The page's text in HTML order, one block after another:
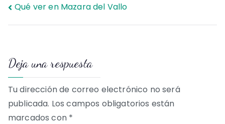
Navegación
entradas
Qué ver en Mazara del Vallo
Deja una respuesta
Tu dirección de correo electrónico no será
publicada. Los campos obligatorios están
marcados con *